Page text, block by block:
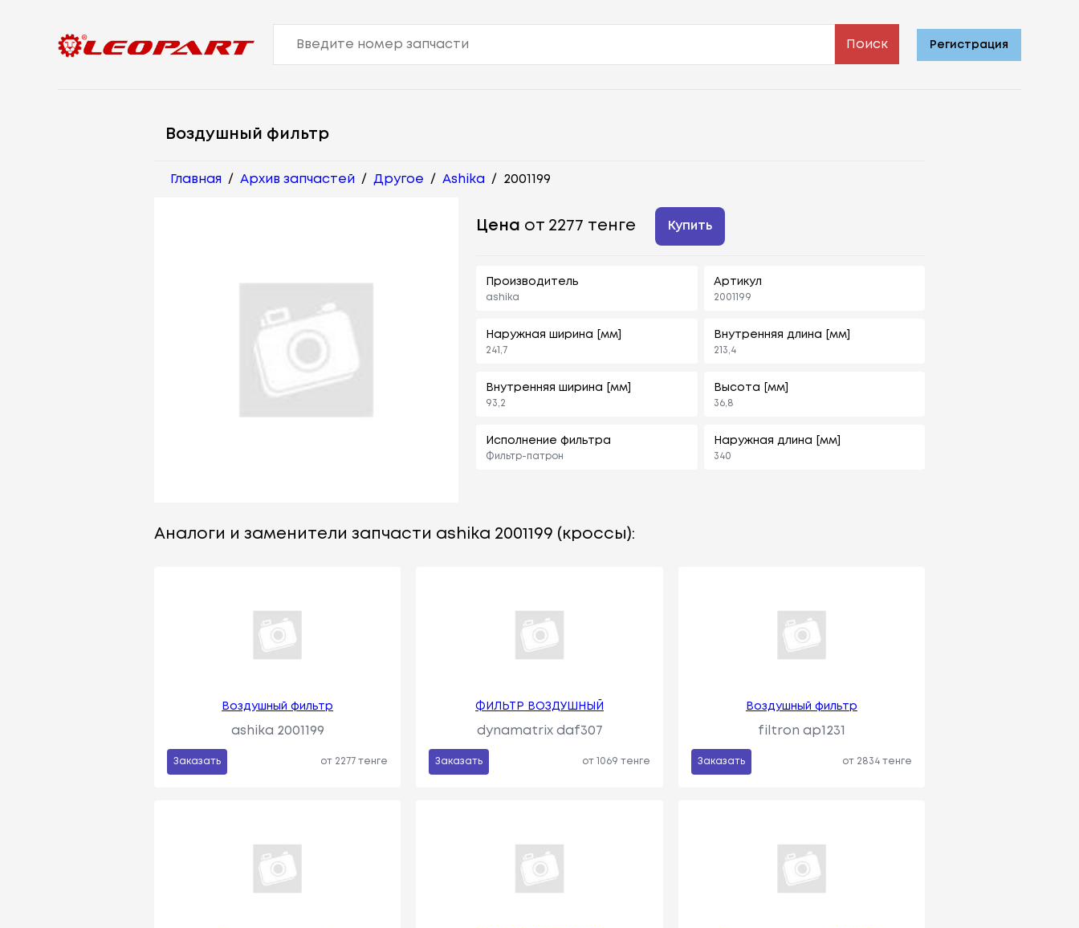
Поиск Регистрация
Воздушный фильтр
Главная / Архив запчастей / Другое / Ashika / 2001199
Цена от 2277 тенге Купить
Производитель
ashika
Артикул
2001199
Наружная ширина [мм]
241,7
Внутренняя длина [мм]
213,4
Внутренняя ширина [мм]
93,2
Высота [мм]
36,8
Исполнение фильтра
Фильтр-патрон
Наружная длина [мм]
340
Аналоги и заменители запчасти ashika 2001199 (кроссы):
Воздушный фильтр
ashika 2001199
Заказать от 2277 тенге
ФИЛЬТР ВОЗДУШНЫЙ
dynamatrix daf307
Заказать от 1069 тенге
Воздушный фильтр
filtron ap1231
Заказать от 2834 тенге